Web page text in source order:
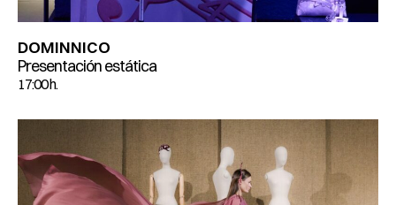
DOMINNICO
Presentación estática
17:00 h.